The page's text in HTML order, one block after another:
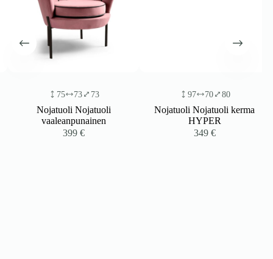
75 73 73
Nojatuoli Nojatuoli
vaaleanpunainen
399€
97 70 80
Nojatuoli Nojatuoli kerma
HYPER
349€